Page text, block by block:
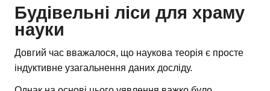
Будівельні ліси для храму
науки
Довгий час вважалося, що наукова теорія є просте
індуктивне узагальнення даних досліду.